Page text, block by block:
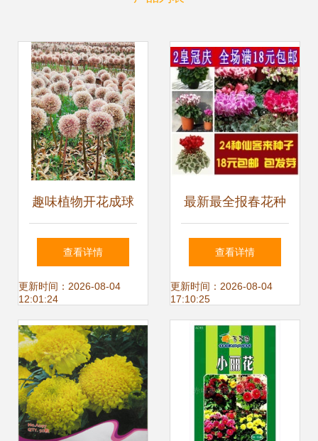
趣味植物开花成球
团团圆圆，这10种
花卉种子给你带来
新年福气
查看详情
更新时间：2026-08-04
12:01:24
最新最全报春花种
子产品参考信息
查看详情
更新时间：2026-08-04
17:10:25